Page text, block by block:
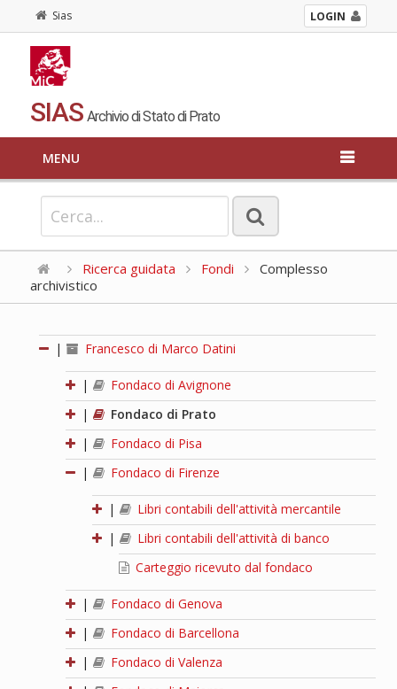
Sias LOGIN
SIAS Archivio di Stato di Prato
MENU
Ricerca guidata Fondi
Complesso
archivistico
| Francesco di Marco Datini
|
Fondaco di Avignone
|
Fondaco di Prato
|
Fondaco di Pisa
|
Fondaco di Firenze
|
Libri contabili dell'attività mercantile
|
Libri contabili dell'attività di banco
Carteggio ricevuto dal fondaco
|
Fondaco di Genova
|
Fondaco di Barcellona
|
Fondaco di Valenza